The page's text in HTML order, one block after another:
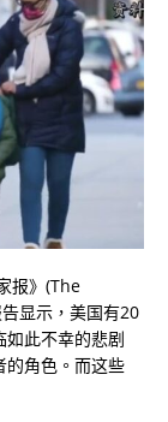
报》(The
显示，美国有20
如此不幸的悲剧
的角色。而这些